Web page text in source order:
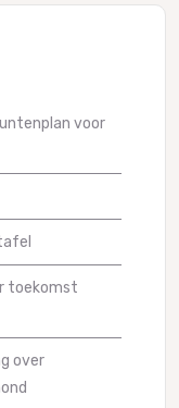
voor
toekomst
over